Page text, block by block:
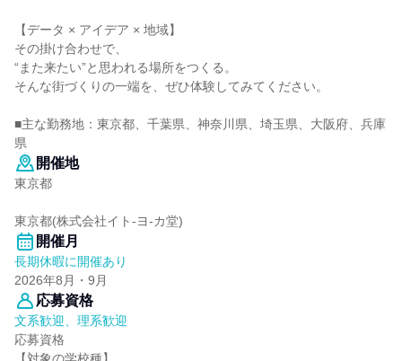
【データ × アイデア × 地域】
その掛け合わせで、
“また来たい”と思われる場所をつくる。
そんな街づくりの一端を、ぜひ体験してみてください。
■主な勤務地：東京都、千葉県、神奈川県、埼玉県、大阪府、兵庫
県
開催地
東京都
東京都(株式会社イト-ヨ-カ堂)
開催月
長期休暇に開催あり
2026年8月・9月
応募資格
文系歓迎、理系歓迎
応募資格